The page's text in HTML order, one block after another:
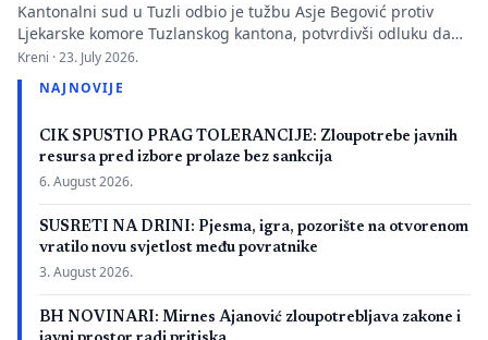
Kantonalni sud u Tuzli odbio je tužbu Asje Begović protiv
Ljekarske komore Tuzlanskog kantona, potvrdivši odluku da
joj se ne izda, odnosno ne obnovi licenca za samostalan rad
zbog neispunjavanja propisanih uslova. Presuda bi mogla
imati značaj i za druge postupke koje bivši studenti spornih
Hercegovini. […]
Kreni ·23. July 2026.
NAJNOVIJE
CIK SPUSTIO PRAG TOLERANCIJE: Zloupotrebe javnih
resursa pred izbore prolaze bez sankcija
6. August 2026.
SUSRETI NA DRINI: Pjesma, igra, pozorište na otvorenom
vratilo novu svjetlost među povratnike
3. August 2026.
BH NOVINARI: Mirnes Ajanović zloupotrebljava zakone i